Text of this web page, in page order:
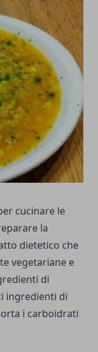
cucinare le
la
dietetico che
vegetariane e
di
ingredienti di
i carboidrati